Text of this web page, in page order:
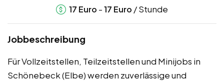
17 Euro -17 Euro / Stunde
Jobbeschreibung
Für Vollzeitstellen, Teilzeitstellen und Minijobs in
Schönebeck (Elbe) werden zuverlässige und